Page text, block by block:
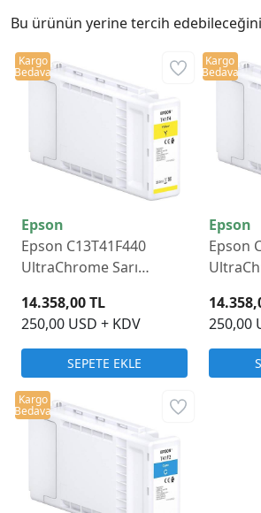
Bu ürünün yerine tercih
Epson
Epson C13T41F440
UltraChrome Sarı
250,00 USD + KDV
14.358,00 TL
SEPETE EKLE
Kargo
Bedava
Epson
Epson
250,00
Kargo
Bedava
Kargo
Bedava